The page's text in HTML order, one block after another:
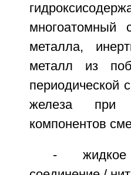
многоатомный
металла,
металл из
периодической
железа при
компонентов
- жидкое